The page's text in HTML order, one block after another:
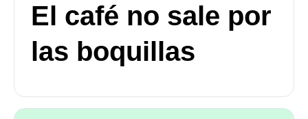
El café no sale por
las boquillas